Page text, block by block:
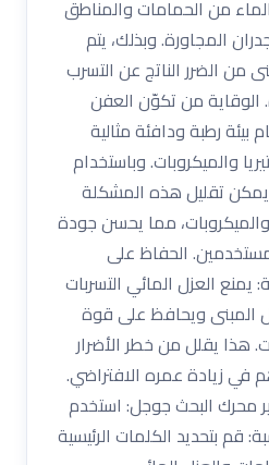
من الحمامات والمناطق
المجاورة. وبذلك، يتم
من الضرر الناتج عن التسرب
الوقاية من تكوّن العفن
بيئة رطبة ودافئة مثالية
والميكروبات. وباستخدام
يمكن تقليل هذه المشكلة
مما يحسن جودة
الحفاظ على
يمنع العزل المائي التسربات
المبنى ويحافظ على قوة
هذا يقلل من خطر الأضرار
في زيادة عمره الافتراضي.
محرك البحث جوجل: استخدم
قم بتحديد الكلمات الرئيسية